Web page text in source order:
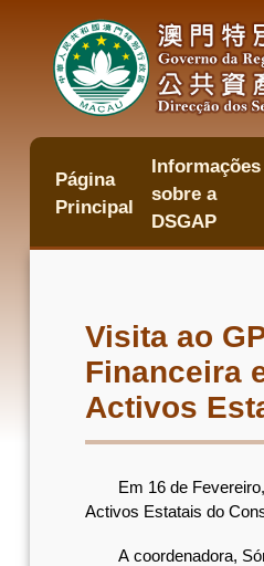
conteúdo
Página
Principal
Informações
sobre a
DSGAP
Visita ao
Financeira
Activos
Em 16 de Fevereiro,
Activos Estatais do
A coordenadora,